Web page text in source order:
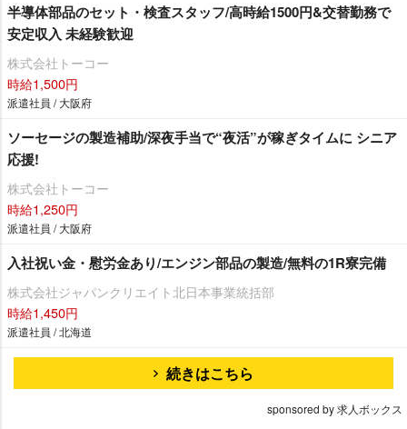
半導体部品のセット・検査スタッフ/高時給1500円&交替勤務で
安定収入 未経験歓迎
株式会社トーコー
時給1,500円
派遣社員 / 大阪府
ソーセージの製造補助/深夜手当で“夜活”が稼ぎタイムに シニア
応援!
株式会社トーコー
時給1,250円
派遣社員 / 大阪府
入社祝い金・慰労金あり/エンジン部品の製造/無料の1R寮完備
株式会社ジャパンクリエイト北日本事業統括部
時給1,450円
派遣社員 / 北海道
続きはこちら
sponsored by 求人ボックス